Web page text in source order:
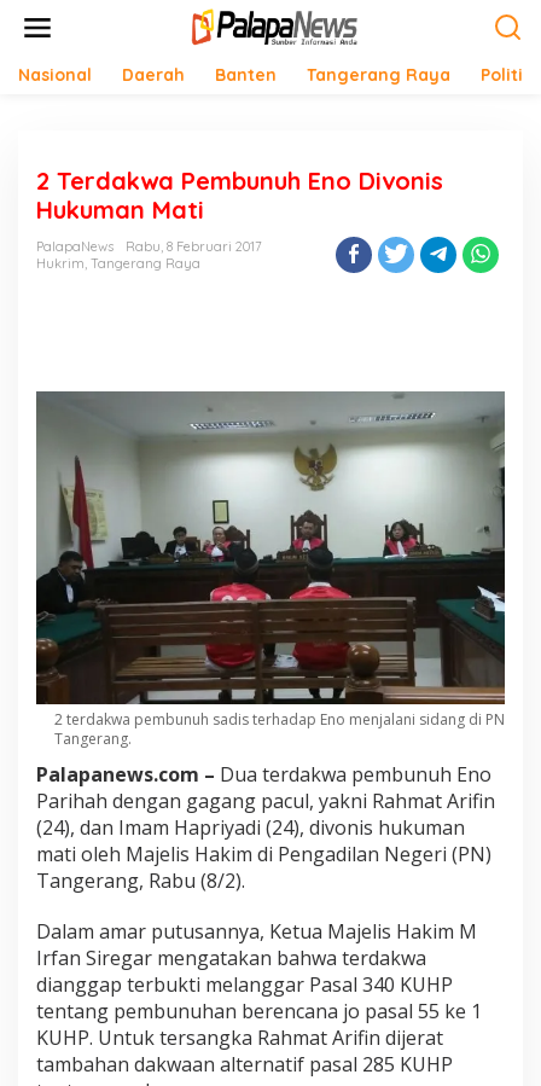
Nasional Daerah Banten Tangerang Raya Politik
2 Terdakwa Pembunuh Eno Divonis
Hukuman Mati
PalapaNews
Rabu, 8 Februari 2017
Hukrim, Tangerang Raya
2 terdakwa pembunuh sadis terhadap Eno menjalani sidang di PN
Tangerang.
Palapanews.com – Dua terdakwa pembunuh Eno
Parihah dengan gagang pacul, yakni Rahmat Arifin
(24), dan Imam Hapriyadi (24), divonis hukuman
mati oleh Majelis Hakim di Pengadilan Negeri (PN)
Tangerang, Rabu (8/2).
Dalam amar putusannya, Ketua Majelis Hakim M
Irfan Siregar mengatakan bahwa terdakwa
dianggap terbukti melanggar Pasal 340 KUHP
tentang pembunuhan berencana jo pasal 55 ke 1
KUHP. Untuk tersangka Rahmat Arifin dijerat
tambahan dakwaan alternatif pasal 285 KUHP